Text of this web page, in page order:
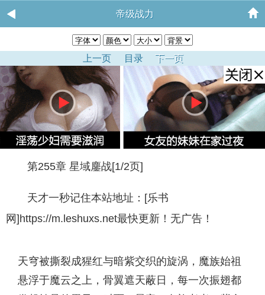
帝级战力
上一页 目录 下一页
第255章 星域鏖战[1/2页]
天才一秒记住本站地址：[乐书
网]https://m.leshuxs.net最快更新！无广告！
天穹被撕裂成猩红与暗紫交织的旋涡，魔族始祖
悬浮于魔云之上，骨翼遮天蔽日，每一次振翅都